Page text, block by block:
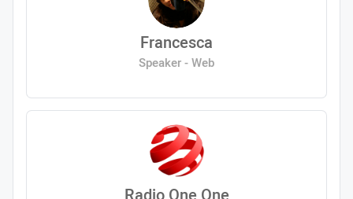
Francesca
Speaker - Web